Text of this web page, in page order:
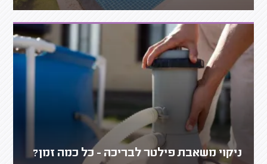
ניקוי משאבת פילטר לבריכה - כל כמה זמן?